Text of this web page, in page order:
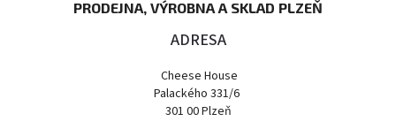
PRODEJNA, VÝROBNA A SKLAD PLZEŇ
ADRESA
Cheese House
Palackého 331/6
301 00 Plzeň